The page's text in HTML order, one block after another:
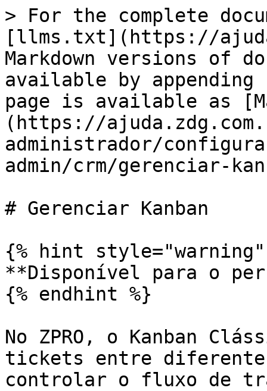
> For the complete
[llms.txt](https://
Markdown versions of
available by
page is available as
(https://
administrador/
admin/crm/gerenciar-
# Gerenciar Kanban
{% hint style="warning"
**Disponível para o
{% endhint %}
No ZPRO, o Kanban
tickets entre
controlar o fluxo de